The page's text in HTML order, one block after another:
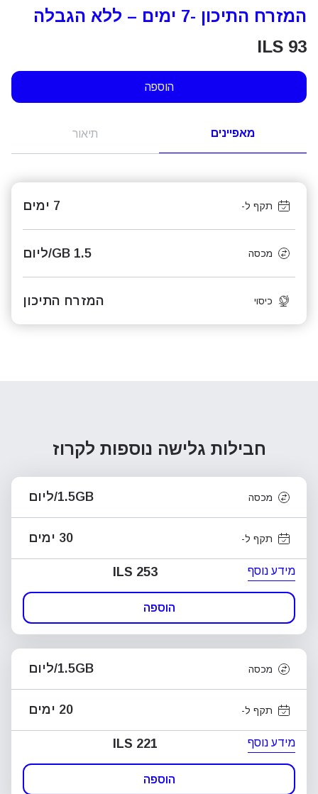
המזרח התיכון -7 ימים – ללא הגבלה
ILS 93
הוספה
מאפיינים תיאור
תקף ל- 7 ימים
מכסה 1.5 GB/ליום
כיסוי המזרח התיכון
חבילות גלישה נוספות לקרוז
מכסה 1.5GB/ליום
תקף ל- 30 ימים
מידע נוסף ILS 253
הוספה
מכסה 1.5GB/ליום
תקף ל- 20 ימים
מידע נוסף ILS 221
הוספה